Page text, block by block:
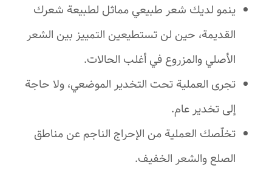
ينمو لديك شعر طبيعي مماثل لطبيعة شعرك
القديمة، حين لن تستطيعين التمييز بين الشعر
الأصلي والمزروع في أغلب الحالات.
تجرى العملية تحت التخدير الموضعي، ولا حاجة
إلى تخدير عام.
تخلّصك العملية من الإحراج الناجم عن مناطق
الصلع والشعر الخفيف.